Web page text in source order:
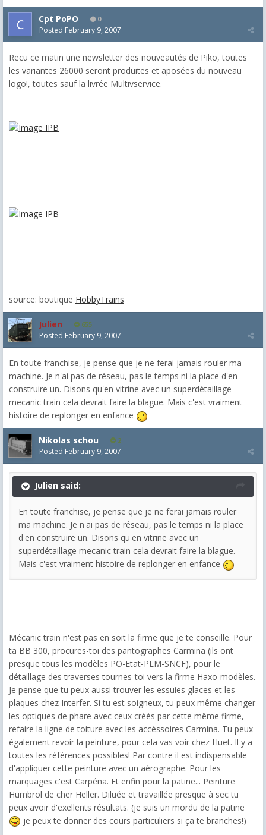
Cpt PoPO 0
Posted February 9, 2007
Recu ce matin une newsletter des nouveautés de Piko, toutes
les variantes 26000 seront produites et aposées du nouveau
logo!, toutes sauf la livrée Multivservice.
source: boutique HobbyTrains
Julien 655
Posted February 9, 2007
En toute franchise, je pense que je ne ferai jamais rouler ma
machine. Je n'ai pas de réseau, pas le temps ni la place d'en
construire un. Disons qu'en vitrine avec un superdétaillage
mecanic train cela devrait faire la blague. Mais c'est vraiment
histoire de replonger en enfance
Nikolas schou 2
Posted February 9, 2007
Julien said:
En toute franchise, je pense que je ne ferai jamais rouler
ma machine. Je n'ai pas de réseau, pas le temps ni la place
d'en construire un. Disons qu'en vitrine avec un
superdétaillage mecanic train cela devrait faire la blague.
Mais c'est vraiment histoire de replonger en enfance
Mécanic train n'est pas en soit la firme que je te conseille. Pour
ta BB 300, procures-toi des pantographes Carmina (ils ont
presque tous les modèles PO-Etat-PLM-SNCF), pour le
détaillage des traverses tournes-toi vers la firme Haxo-modèles.
Je pense que tu peux aussi trouver les essuies glaces et les
plaques chez Interfer. Si tu est soigneux, tu peux même changer
les optiques de phare avec ceux créés par cette même firme,
refaire la ligne de toiture avec les accéssoires Carmina. Tu peux
également revoir la peinture, pour cela vas voir chez Huet. Il y a
toutes les références possibles! Par contre il est indispensable
d'appliquer cette peinture avec un aérographe. Pour les
marquages c'est Carpéna. Et enfin pour la patine... Peinture
Humbrol de cher Heller. Diluée et travaillée presque à sec tu
peux avoir d'exellents résultats. (je suis un mordu de la patine
je peux te donner des cours particuliers si ça te branches!)